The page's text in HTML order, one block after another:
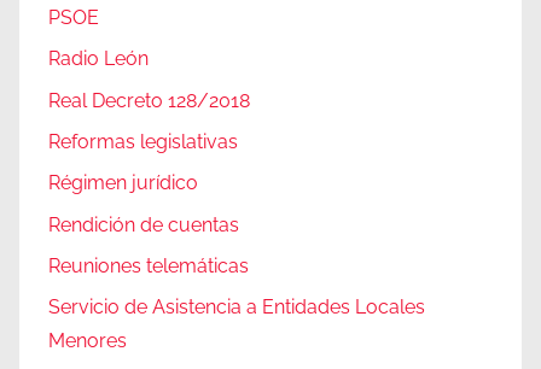
PSOE
Radio León
Real Decreto 128/2018
Reformas legislativas
Régimen jurídico
Rendición de cuentas
Reuniones telemáticas
Servicio de Asistencia a Entidades Locales
Menores